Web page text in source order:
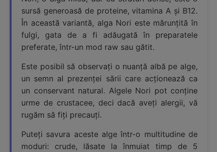
sursă generoasă de proteine, vitamina A și B12.
În această variantă, alga Nori este mărunțită în
fulgi, gata de a fi adăugată în preparatele
preferate, într-un mod raw sau gătit.
Este posibil să observați o nuanță albă pe alge,
un semn al prezenței sării care acționează ca
un conservant natural. Algele Nori pot conține
urme de crustacee, deci dacă aveți alergii, vă
rugăm să fiți precauți.
Puteți savura aceste alge într-o multitudine de
moduri: crude, lăsate la înmuiat timp de 5